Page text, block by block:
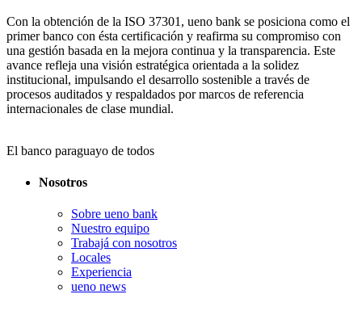
Con la obtención de la ISO 37301, ueno bank se posiciona como el
primer banco con ésta certificación y reafirma su compromiso con
una gestión basada en la mejora continua y la transparencia. Este
avance refleja una visión estratégica orientada a la solidez
institucional, impulsando el desarrollo sostenible a través de
procesos auditados y respaldados por marcos de referencia
internacionales de clase mundial.
El banco paraguayo de todos
Nosotros
Sobre ueno bank
Nuestro equipo
Trabajá con nosotros
Locales
Experiencia
ueno news